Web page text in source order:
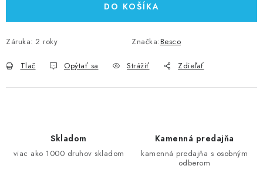
DO KOŠÍKA
Záruka: 2 roky Značka:Besco
Tlač Opýtať sa Strážiť Zdieľať
Skladom
viac ako 1000 druhov skladom
Kamenná predajňa
kamenná predajňa s osobným
odberom